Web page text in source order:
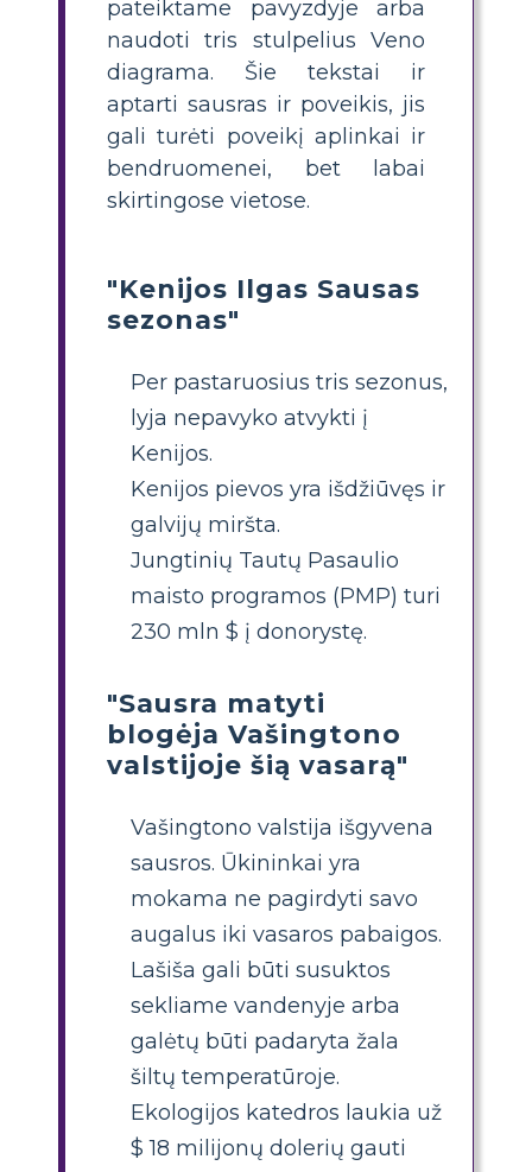
pateiktame pavyzdyje arba
naudoti tris stulpelius Veno
diagrama. Šie tekstai ir
aptarti sausras ir poveikis, jis
gali turėti poveikį aplinkai ir
bendruomenei, bet labai
skirtingose ​​vietose.
"Kenijos Ilgas Sausas
sezonas"
Per pastaruosius tris sezonus,
lyja nepavyko atvykti į
Kenijos.
Kenijos pievos yra išdžiūvęs ir
galvijų miršta.
Jungtinių Tautų Pasaulio
maisto programos (PMP) turi
230 mln $ į donorystę.
"Sausra matyti
blogėja Vašingtono
valstijoje šią vasarą"
Vašingtono valstija išgyvena
sausros. Ūkininkai yra
mokama ne pagirdyti savo
augalus iki vasaros pabaigos.
Lašiša gali būti susuktos
sekliame vandenyje arba
galėtų būti padaryta žala
šiltų temperatūroje.
Ekologijos katedros laukia už
$ 18 milijonų dolerių gauti